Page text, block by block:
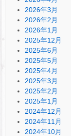
2026年3月
2026年2月
2026年1月
2025年12月
2025年6月
2025年5月
2025年4月
2025年3月
2025年2月
2025年1月
2024年12月
2024年11月
2024年10月